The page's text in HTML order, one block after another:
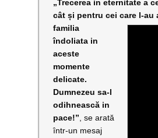
„Trecerea in eternitate a
cât și pentru cei care l-au
familia
îndoliata in
aceste
momente
delicate.
Dumnezeu sa-l
odihnească in
pace!” , se arată
într-un mesaj